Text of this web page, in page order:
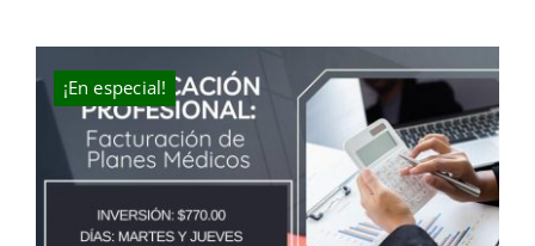
was:
$300.00.
is:
$270.00.
¡En especial!